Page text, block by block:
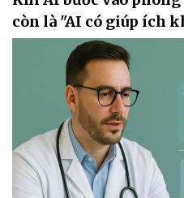
còn là "AI có giúp ích